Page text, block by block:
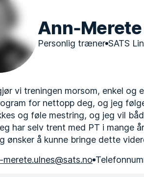
Ann-Merete
Personlig træner SATS
vi treningen morsom, enkel og
for nettopp deg, og jeg
og føle mestring, og jeg vil
har selv trent med PT i mange
ønsker å kunne bringe dette
merete.ulnes@sats.no